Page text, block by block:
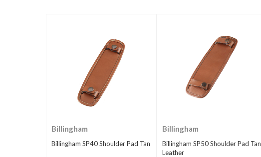
Billingham
Billingham SP40 Shoulder Pad Tan
Billingham
Billingham SP50 Shoulder Pad Tan
Leather